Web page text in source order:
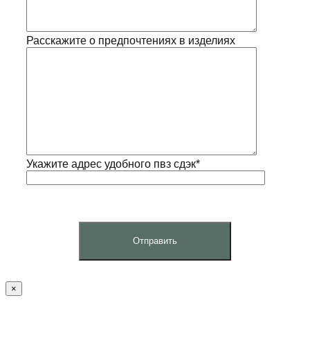
Расскажите о предпочтениях в изделиях
Укажите адрес удобного пвз сдэк*
×